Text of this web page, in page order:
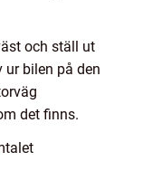
och ställ ut
ur bilen på den
det finns.